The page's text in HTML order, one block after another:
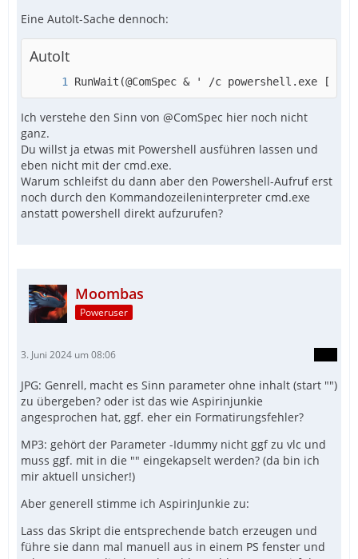
Eine AutoIt-Sache dennoch:
AutoIt
RunWait(@ComSpec & ' /c powershell.exe [...]
Ich verstehe den Sinn von @ComSpec hier noch nicht
ganz.
Du willst ja etwas mit Powershell ausführen lassen und
eben nicht mit der cmd.exe.
Warum schleifst du dann aber den Powershell-Aufruf erst
noch durch den Kommandozeileninterpreter cmd.exe
anstatt powershell direkt aufzurufen?
Moombas
Poweruser
3. Juni 2024 um 08:06
JPG: Genrell, macht es Sinn parameter ohne inhalt (start "")
zu übergeben? oder ist das wie Aspirinjunkie
angesprochen hat, ggf. eher ein Formatirungsfehler?
MP3: gehört der Parameter -Idummy nicht ggf zu vlc und
muss ggf. mit in die "" eingekapselt werden? (da bin ich
mir aktuell unsicher!)
Aber generell stimme ich AspirinJunkie zu:
Lass das Skript die entsprechende batch erzeugen und
führe sie dann mal manuell aus in einem PS fenster und